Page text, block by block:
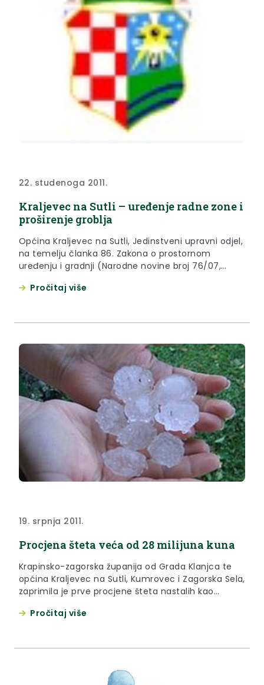
22. studenoga 2011.
Kraljevec na Sutli – uređenje radne zone i
proširenje groblja
Općina Kraljevec na Sutli, Jedinstveni upravni odjel,
na temelju članka 86. Zakona o prostornom
uređenju i gradnji (Narodne novine broj 76/07,
PRIJEDLOGU DETALJNOG PLANA UREĐENJAPROŠIRENJA
Pročitaj više
19. srpnja 2011.
Procjena šteta veća od 28 milijuna kuna
Krapinsko-zagorska županija od Grada Klanjca te
općina Kraljevec na Sutli, Kumrovec i Zagorska Sela,
zaprimila je prve procjene šteta nastalih kao
podaci, preliminarni, govore o ukupnom iznosu od
Pročitaj više